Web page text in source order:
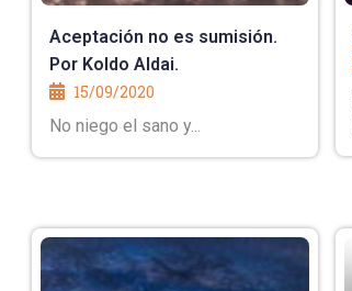
Aceptación no es sumisión.
Por Koldo Aldai.
15/09/2020
No niego el sano y...